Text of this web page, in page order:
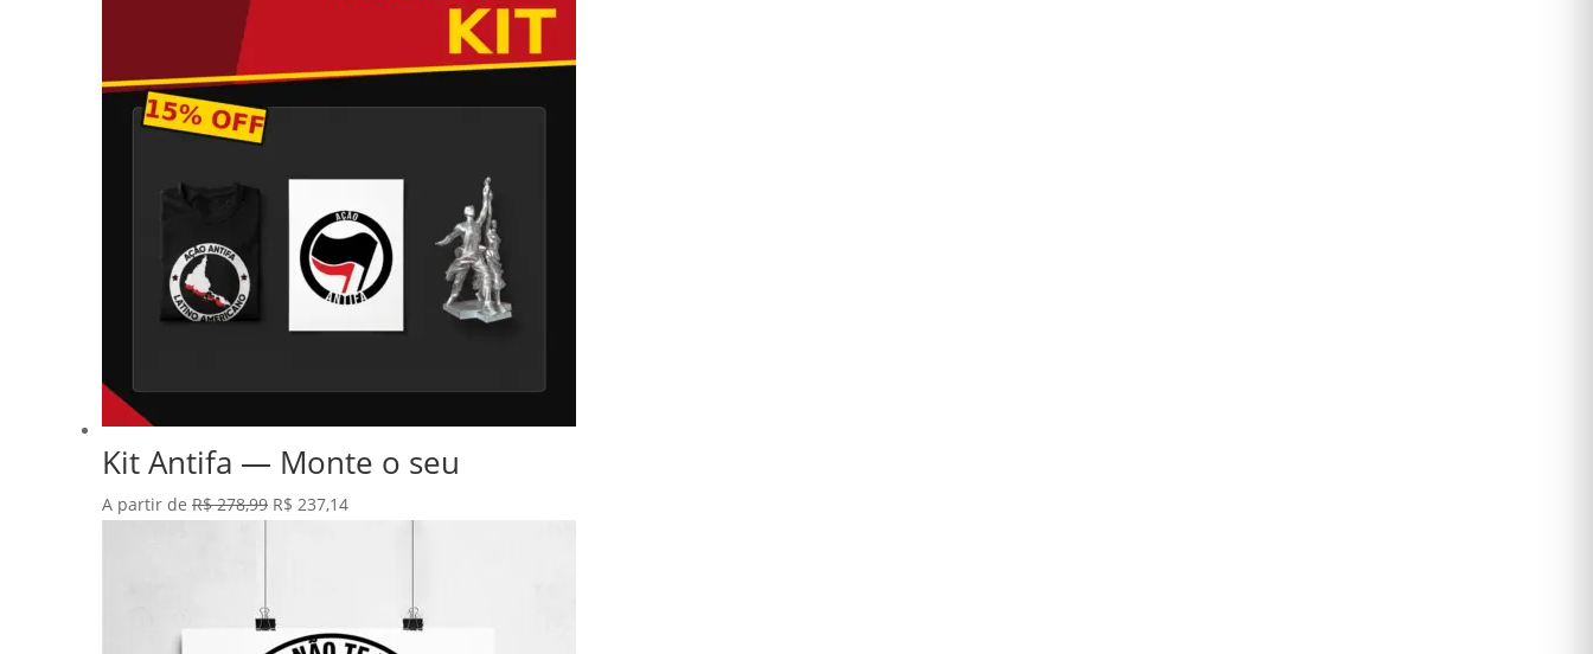
Kit Antifa — Monte o seu
A partir de R$278,99 O
R$ 278,99.
R$ 237,14O
R$ 237,14.